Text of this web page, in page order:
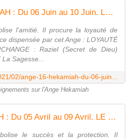
ANGE 16 HEKAMIAH : Du 06 Juin au 10 Juin. LOYAUTÉ / ATTACHEMENT - Evoluons quotidiennement avec Parti de zéro
l'amitié. Il procure la loyauté de
dispensée par cet Ange : LOYAUTÉ
: Raziel (Secret de Dieu)
Sagesse...
sur l'Ange Hekamiah
ANGE 04 ELEMIAH : Du 05 Avril au 09 Avril. LE POUVOIR - Evoluons quotidiennement avec Parti de zéro
le succès et la protection. Il